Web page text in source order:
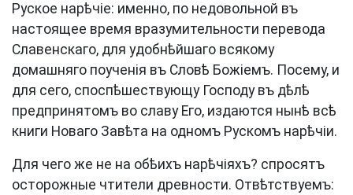
Руское нарѣчіе: именно, по недовольной въ
настоящее время вразумительности перевода
Славенскаго, для удобнѣйшаго всякому
домашняго поученія въ Словѣ Божіемъ. Посему, и
для сего, споспѣшествующу Господу въ дѣлѣ
предпринятомъ во славу Его, издаются нынѣ всѣ
книги Новаго Завѣта на одномъ Рускомъ нарѣчіи.
Для чего же не на обѣихъ нарѣчіяхъ? спросятъ
осторожные чтители древности. Отвѣтствуемъ: